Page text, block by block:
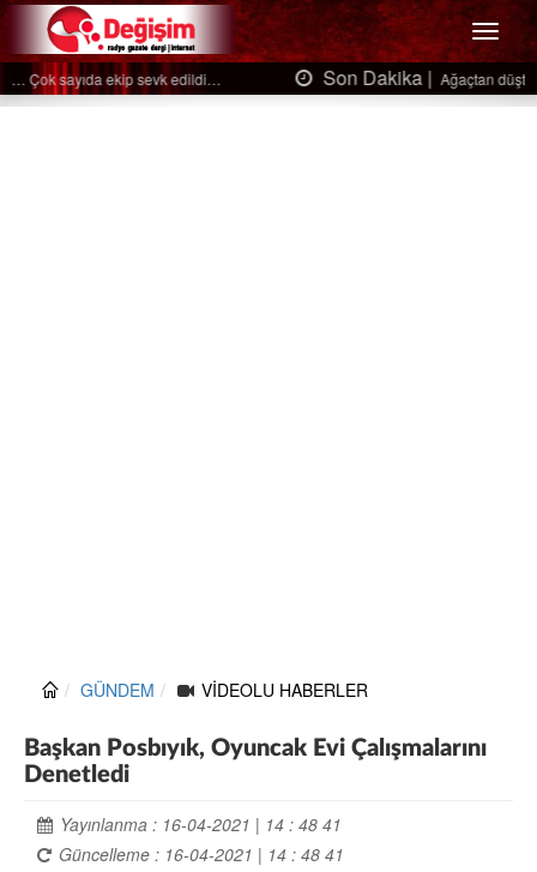
Menü
Son Dakika |Ağaçtan düştü…
GÜNDEM VİDEOLU HABERLER
Başkan Posbıyık, Oyuncak Evi Çalışmalarını
Denetledi
Yayınlanma : 16-04-2021 | 14 : 48 41
Güncelleme : 16-04-2021 | 14 : 48 41